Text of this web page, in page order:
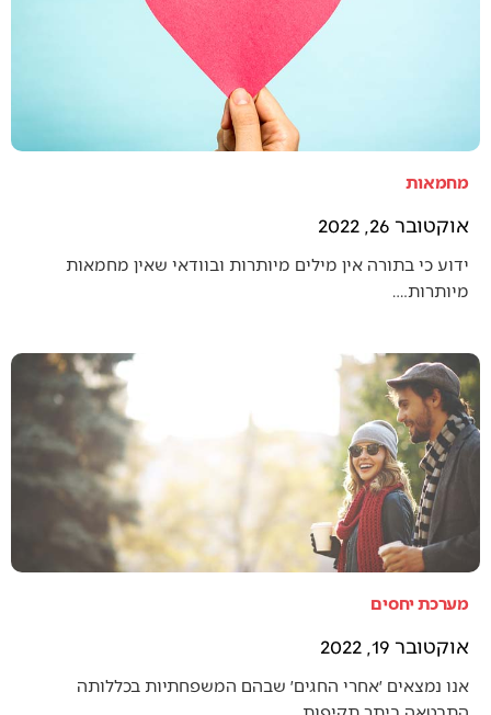
מחמאות
אוקטובר 26, 2022
ידוע כי בתורה אין מילים מיותרות ובוודאי שאין מחמאות
מיותרות.…
מערכת יחסים
אוקטובר 19, 2022
אנו נמצאים ׳אחרי החגים׳ שבהם המשפחתיות בכללותה